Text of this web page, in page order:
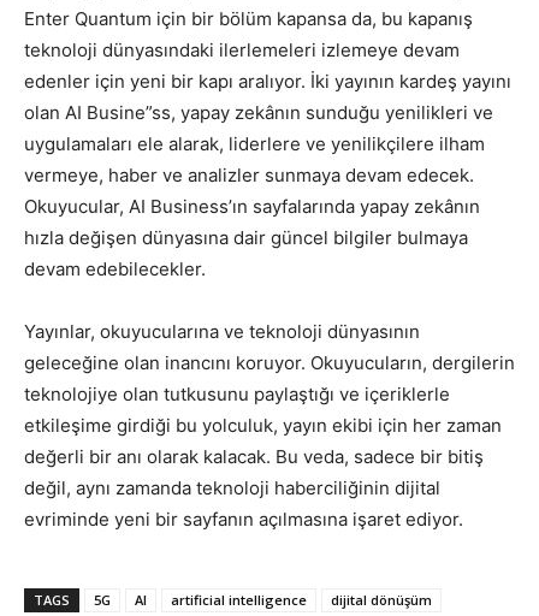
Enter Quantum için bir bölüm kapansa da, bu kapanış
teknoloji dünyasındaki ilerlemeleri izlemeye devam
edenler için yeni bir kapı aralıyor. İki yayının kardeş yayını
olan AI Busine”ss, yapay zekânın sunduğu yenilikleri ve
uygulamaları ele alarak, liderlere ve yenilikçilere ilham
vermeye, haber ve analizler sunmaya devam edecek.
Okuyucular, AI Business’ın sayfalarında yapay zekânın
hızla değişen dünyasına dair güncel bilgiler bulmaya
devam edebilecekler.
Yayınlar, okuyucularına ve teknoloji dünyasının
geleceğine olan inancını koruyor. Okuyucuların, dergilerin
teknolojiye olan tutkusunu paylaştığı ve içeriklerle
etkileşime girdiği bu yolculuk, yayın ekibi için her zaman
değerli bir anı olarak kalacak. Bu veda, sadece bir bitiş
değil, aynı zamanda teknoloji haberciliğinin dijital
evriminde yeni bir sayfanın açılmasına işaret ediyor.
TAGS 5G AI artificial intelligence
dijital dönüşüm